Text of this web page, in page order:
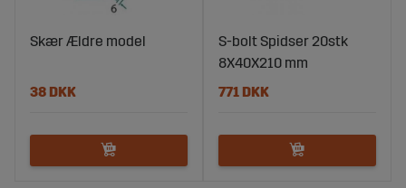
Skær Ældre model
38 DKK
S-bolt Spidser 20stk
8X40X210 mm
771 DKK